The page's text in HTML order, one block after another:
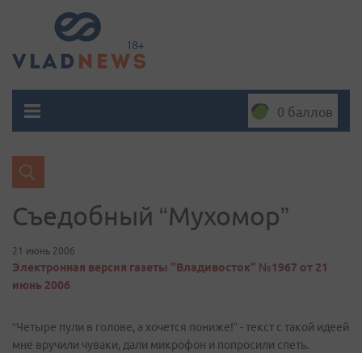
0 баллов
Съедобный “Мухомор”
21 июнь 2006
Электронная версия газеты "Владивосток" №1967 от 21
июнь 2006
“Четыре пули в голове, а хочется пониже!” - текст с такой идеей
мне вручили чуваки, дали микрофон и попросили спеть.